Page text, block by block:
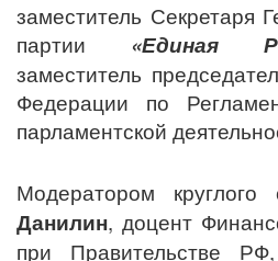
заместитель Секретаря
партии «Единая
заместитель
Федерации по
парламентской
Модератором
Данилин, доцент
при Правительстве